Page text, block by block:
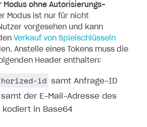
Modus ohne Autorisierungs-
Modus ist nur für nicht
vorgesehen und kann
Verkauf von Spielschlüsseln
Anstelle eines Tokens muss die
Header enthalten:
id samt Anfrage-ID
samt der E-Mail-Adresse des
kodiert in Base64